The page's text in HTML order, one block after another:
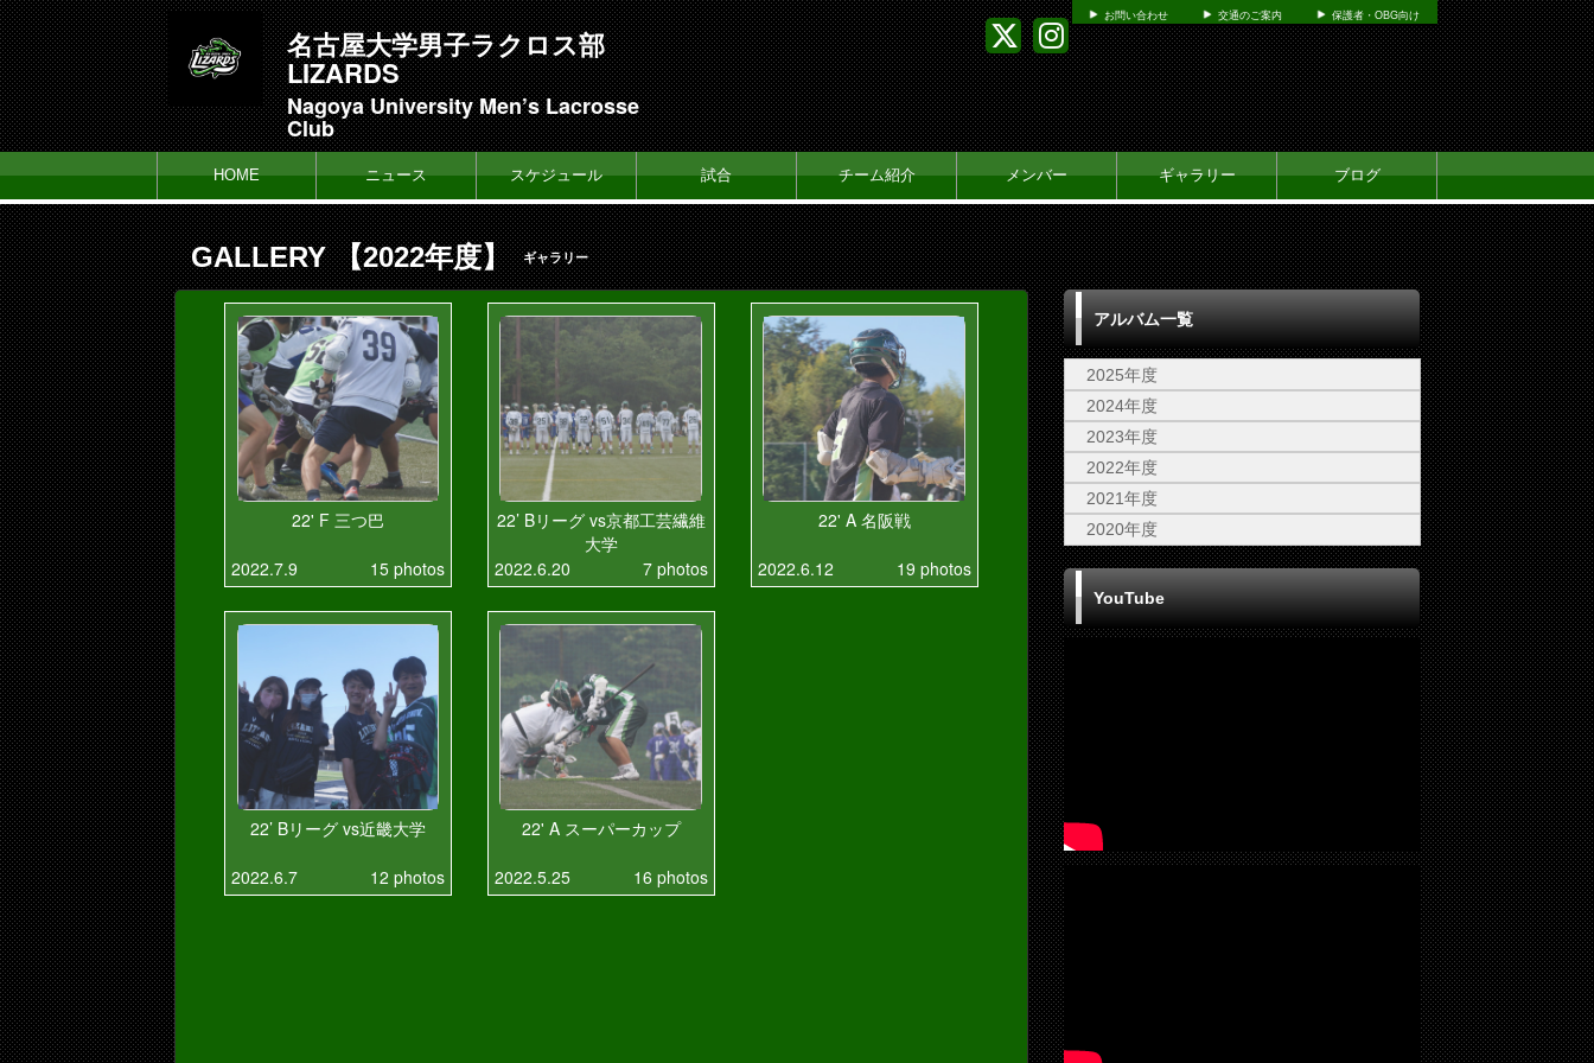
お問い合わせ 交通のご案内 保護者・OBG向け
名古屋大学男子ラクロス部
LIZARDS
Nagoya University Men’s Lacrosse
Club
HOME ニュース スケジュール 試合 チーム紹介 メンバー ギャラリー ブログ
GALLERY 【2022年度】 ギャラリー
22' F 三つ巴
2022.7.9 15 photos
22’ Bリーグ vs京都工芸繊維
大学
2022.6.20
7 photos
22' A 名阪戦
2022.6.12 19 photos
22’ Bリーグ vs近畿大学
2022.6.7 12 photos
22' A スーパーカップ
2022.5.25 16 photos
アルバム一覧
2025年度
2024年度
2023年度
2022年度
2021年度
2020年度
YouTube